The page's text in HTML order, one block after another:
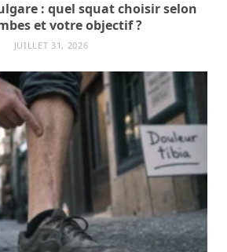
: quel squat choisir selon
et votre objectif ?
JUILLET 31, 2026